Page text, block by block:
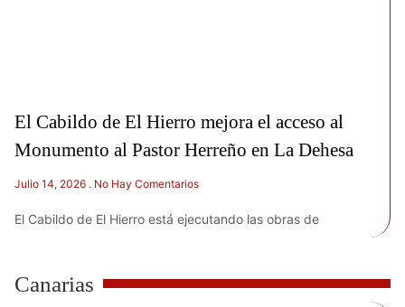
El Cabildo de El Hierro mejora el acceso al
Monumento al Pastor Herreño en La Dehesa
Julio 14, 2026 No Hay Comentarios
El Cabildo de El Hierro está ejecutando las obras de
Canarias